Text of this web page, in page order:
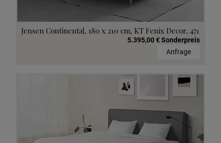
Jensen Continental, 180 x 210 cm, KT Fenix Decor, 471
5.395,00 € Sonderpreis
Anfrage